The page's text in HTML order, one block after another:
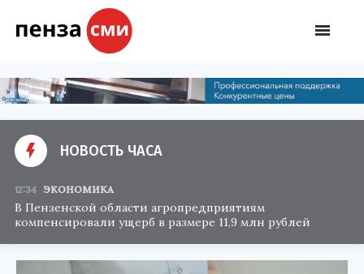
НОВОСТЬ ЧАСА
12:34 ЭКОНОМИКА
В Пензенской области агропредприятиям
компенсировали ущерб в размере 11,9 млн рублей